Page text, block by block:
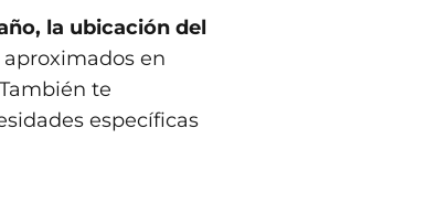
la ubicación del
en
te
específicas